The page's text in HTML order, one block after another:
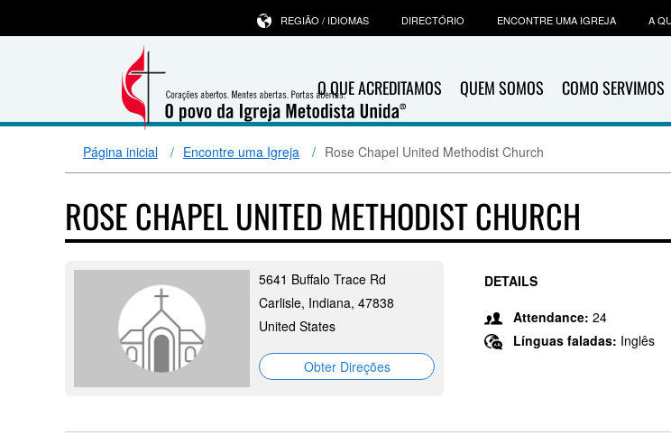
O QUE ACREDITAMOS QUEM SOMOS COMO SERVIMOS
REGIÃO / IDIOMAS DIRECTÓRIO ENCONTRE UMA IGREJA A
Página inicial Encontre uma Igreja Rose Chapel United Methodist Church
ROSE CHAPEL UNITED METHODIST CHURCH
5641 Buffalo Trace Rd
Carlisle, Indiana, 47838
United States
Obter Direções
DETAILS
Attendance: 24
Línguas faladas: Inglês